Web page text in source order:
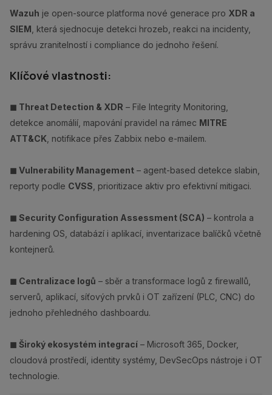
Wazuh je open-source platforma nové generace pro XDR a
SIEM , která sjednocuje detekci hrozeb, reakci na incidenty,
správu zranitelností i compliance do jednoho řešení.
Klíčové vlastnosti:
◼︎ Threat Detection & XDR – File Integrity Monitoring,
detekce anomálií, mapování pravidel na rámec MITRE
ATT&CK , notifikace přes Zabbix nebo e-mailem.
◼︎ Vulnerability Management – agent-based detekce slabin,
reporty podle CVSS , prioritizace aktiv pro efektivní mitigaci.
◼︎ Security Configuration Assessment (SCA) – kontrola a
hardening OS, databází i aplikací, inventarizace balíčků včetně
kontejnerů.
◼︎ Centralizace logů – sběr a transformace logů z firewallů,
serverů, aplikací, síťových prvků i OT zařízení (PLC, CNC) do
jednoho přehledného dashboardu.
◼︎ Široký ekosystém integrací – Microsoft 365, Docker,
cloudová prostředí, identity systémy, DevSecOps nástroje i OT
technologie.